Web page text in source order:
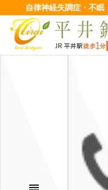
自律神経失調症・不眠